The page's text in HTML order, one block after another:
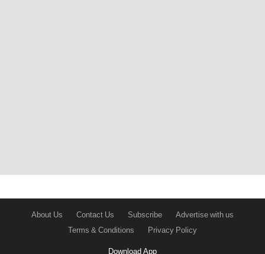
About Us Contact Us Subscribe
Advertise with us
Terms & Conditions
Privacy Policy